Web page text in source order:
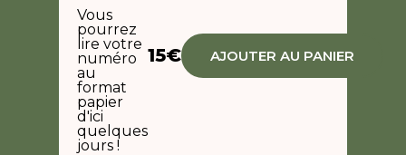
Vous
pourrez
lire votre
numéro
au
format
papier
d'ici
quelques
jours !
15€ AJOUTER AU PANIER